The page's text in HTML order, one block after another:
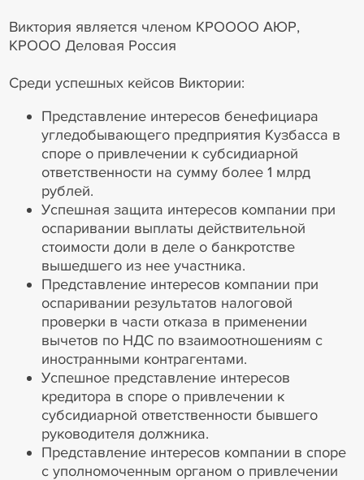
Виктория является членом КРОООО АЮР,
КРООО Деловая Россия
Среди успешных кейсов Виктории:
Представление интересов бенефициара
угледобывающего предприятия Кузбасса в
споре о привлечении к субсидиарной
ответственности на сумму более 1 млрд
рублей.
Успешная защита интересов компании при
оспаривании выплаты действительной
стоимости доли в деле о банкротстве
вышедшего из нее участника.
Представление интересов компании при
оспаривании результатов налоговой
проверки в части отказа в применении
вычетов по НДС по взаимоотношениям с
иностранными контрагентами.
Успешное представление интересов
кредитора в споре о привлечении к
субсидиарной ответственности бывшего
руководителя должника.
Представление интересов компании в споре
с уполномоченным органом о привлечении